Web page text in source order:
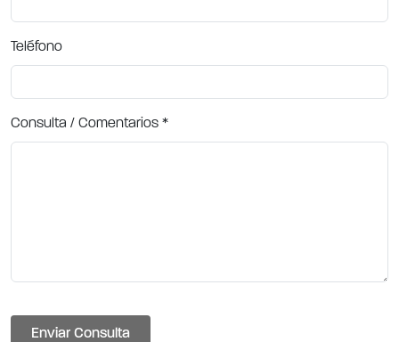
Teléfono
Consulta / Comentarios *
Enviar Consulta